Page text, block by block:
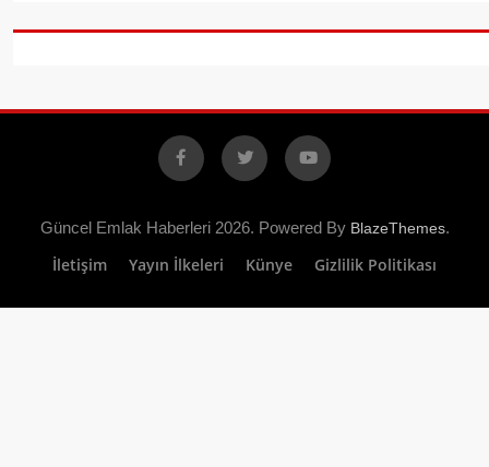
Facebook
X YouTube
Güncel Emlak Haberleri 2026. Powered By BlazeThemes.
İletişim Yayın İlkeleri Künye Gizlilik Politikası